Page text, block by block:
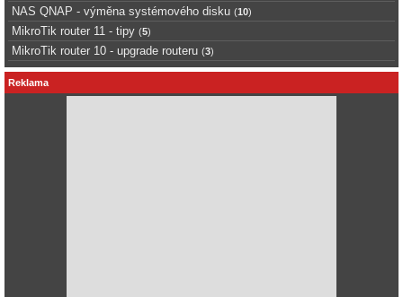
NAS QNAP - výměna systémového disku (10)
MikroTik router 11 - tipy (5)
MikroTik router 10 - upgrade routeru (3)
Reklama